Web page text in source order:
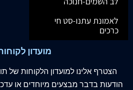
לאמונת עתנו-סט חי
כרכים
מועדון
הצטרף אלינו למועדון הלקוחות של
הודעות בדבר מבצעים מיוחדים או